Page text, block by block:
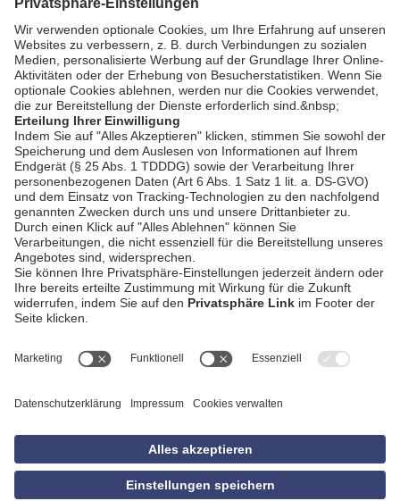
bookmark_border
7. Aug. 2026 29:50 Min.
SÜD-Kultur vom Freitag
7.08.2026
AGB
Datenschutzerklärung
Empfang
Privatsphäre